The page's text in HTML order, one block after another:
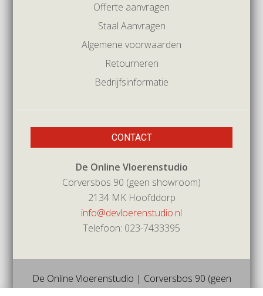
Offerte aanvragen
Staal Aanvragen
Algemene voorwaarden
Retourneren
Bedrijfsinformatie
CONTACT
De Online Vloerenstudio
Corversbos 90 (geen showroom)
2134 MK Hoofddorp
info@devloerenstudio.nl
Telefoon: 023-7433395
De Online Vloerenstudio | Corversbos 90 (geen